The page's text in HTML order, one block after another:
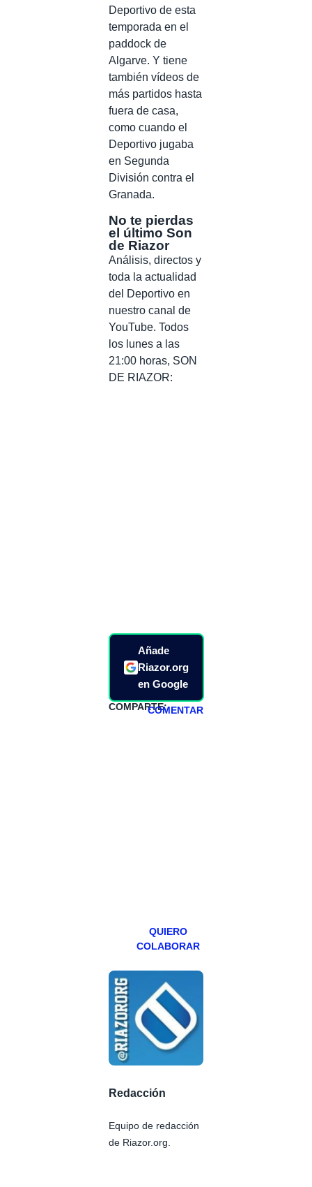
Deportivo de esta
temporada en el
paddock de
Algarve. Y tiene
también vídeos de
más partidos hasta
fuera de casa,
como cuando el
Deportivo jugaba
en Segunda
División contra el
Granada.
No te pierdas
el último Son
de Riazor
Análisis, directos y
toda la actualidad
del Deportivo en
nuestro canal de
YouTube. Todos
los lunes a las
21:00 horas, SON
DE RIAZOR:
Añade
Riazor.org
en Google
COMPARTE:COMENTAR
QUIERO
COLABORAR
Redacción
Equipo de redacción
de Riazor.org.